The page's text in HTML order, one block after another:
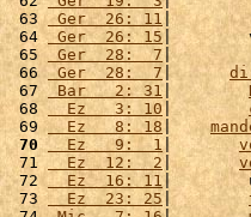
63
Ger  26: 11|
64 Ger  26: 15 |
65
Ger  28:  7 |
66 Ger  28:  7|
67 Bar   2: 31|
68
  Ez   3: 10
|
69
  Ez   8: 18
|
70
  Ez   9:  1
|
71
  Ez  12:  2
|
72
  Ez  16: 11
|
73
  Ez  23: 25
|